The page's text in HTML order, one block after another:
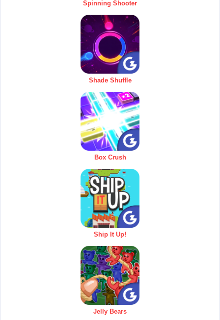
Spinning Shooter
Shade Shuffle
Box Crush
Ship It Up!
Jelly Bears